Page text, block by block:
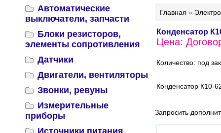
Автоматические
выключатели, запчасти
Блоки резисторов,
элементы сопротивления
Датчики
Двигатели, вентиляторы
Звонки, ревуны
Измерительные
приборы
Источники питания
Главная »
Конденсатор
Цена:
Количество: под
Конденсатор К10-
Запросить